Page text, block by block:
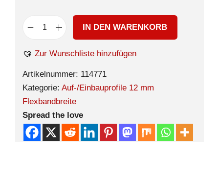
IN DEN WARENKORB
Zur Wunschliste hinzufügen
Artikelnummer: 114771
Kategorie: Auf-/Einbauprofile 12 mm
Flexbandbreite
Spread the love